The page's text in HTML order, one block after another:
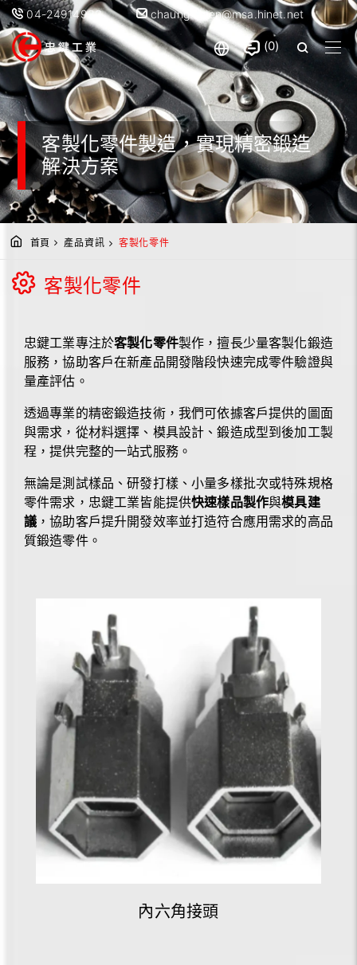
04-24914933 chaung.chien@msa.hinet.net
0
客製化零件製造，實現精密鍛造
解決方案
首頁 產品資訊 客製化零件
客製化零件
忠鍵工業專注於客製化零件製作，擅長少量客製化鍛造
服務，協助客戶在新產品開發階段快速完成零件驗證與
量產評估。
透過專業的精密鍛造技術，我們可依據客戶提供的圖面
與需求，從材料選擇、模具設計、鍛造成型到後加工製
程，提供完整的一站式服務。
無論是測試樣品、研發打樣、小量多樣批次或特殊規格
零件需求，忠鍵工業皆能提供快速樣品製作與模具建
議 ，協助客戶提升開發效率並打造符合應用需求的高品
質鍛造零件。
內六角接頭